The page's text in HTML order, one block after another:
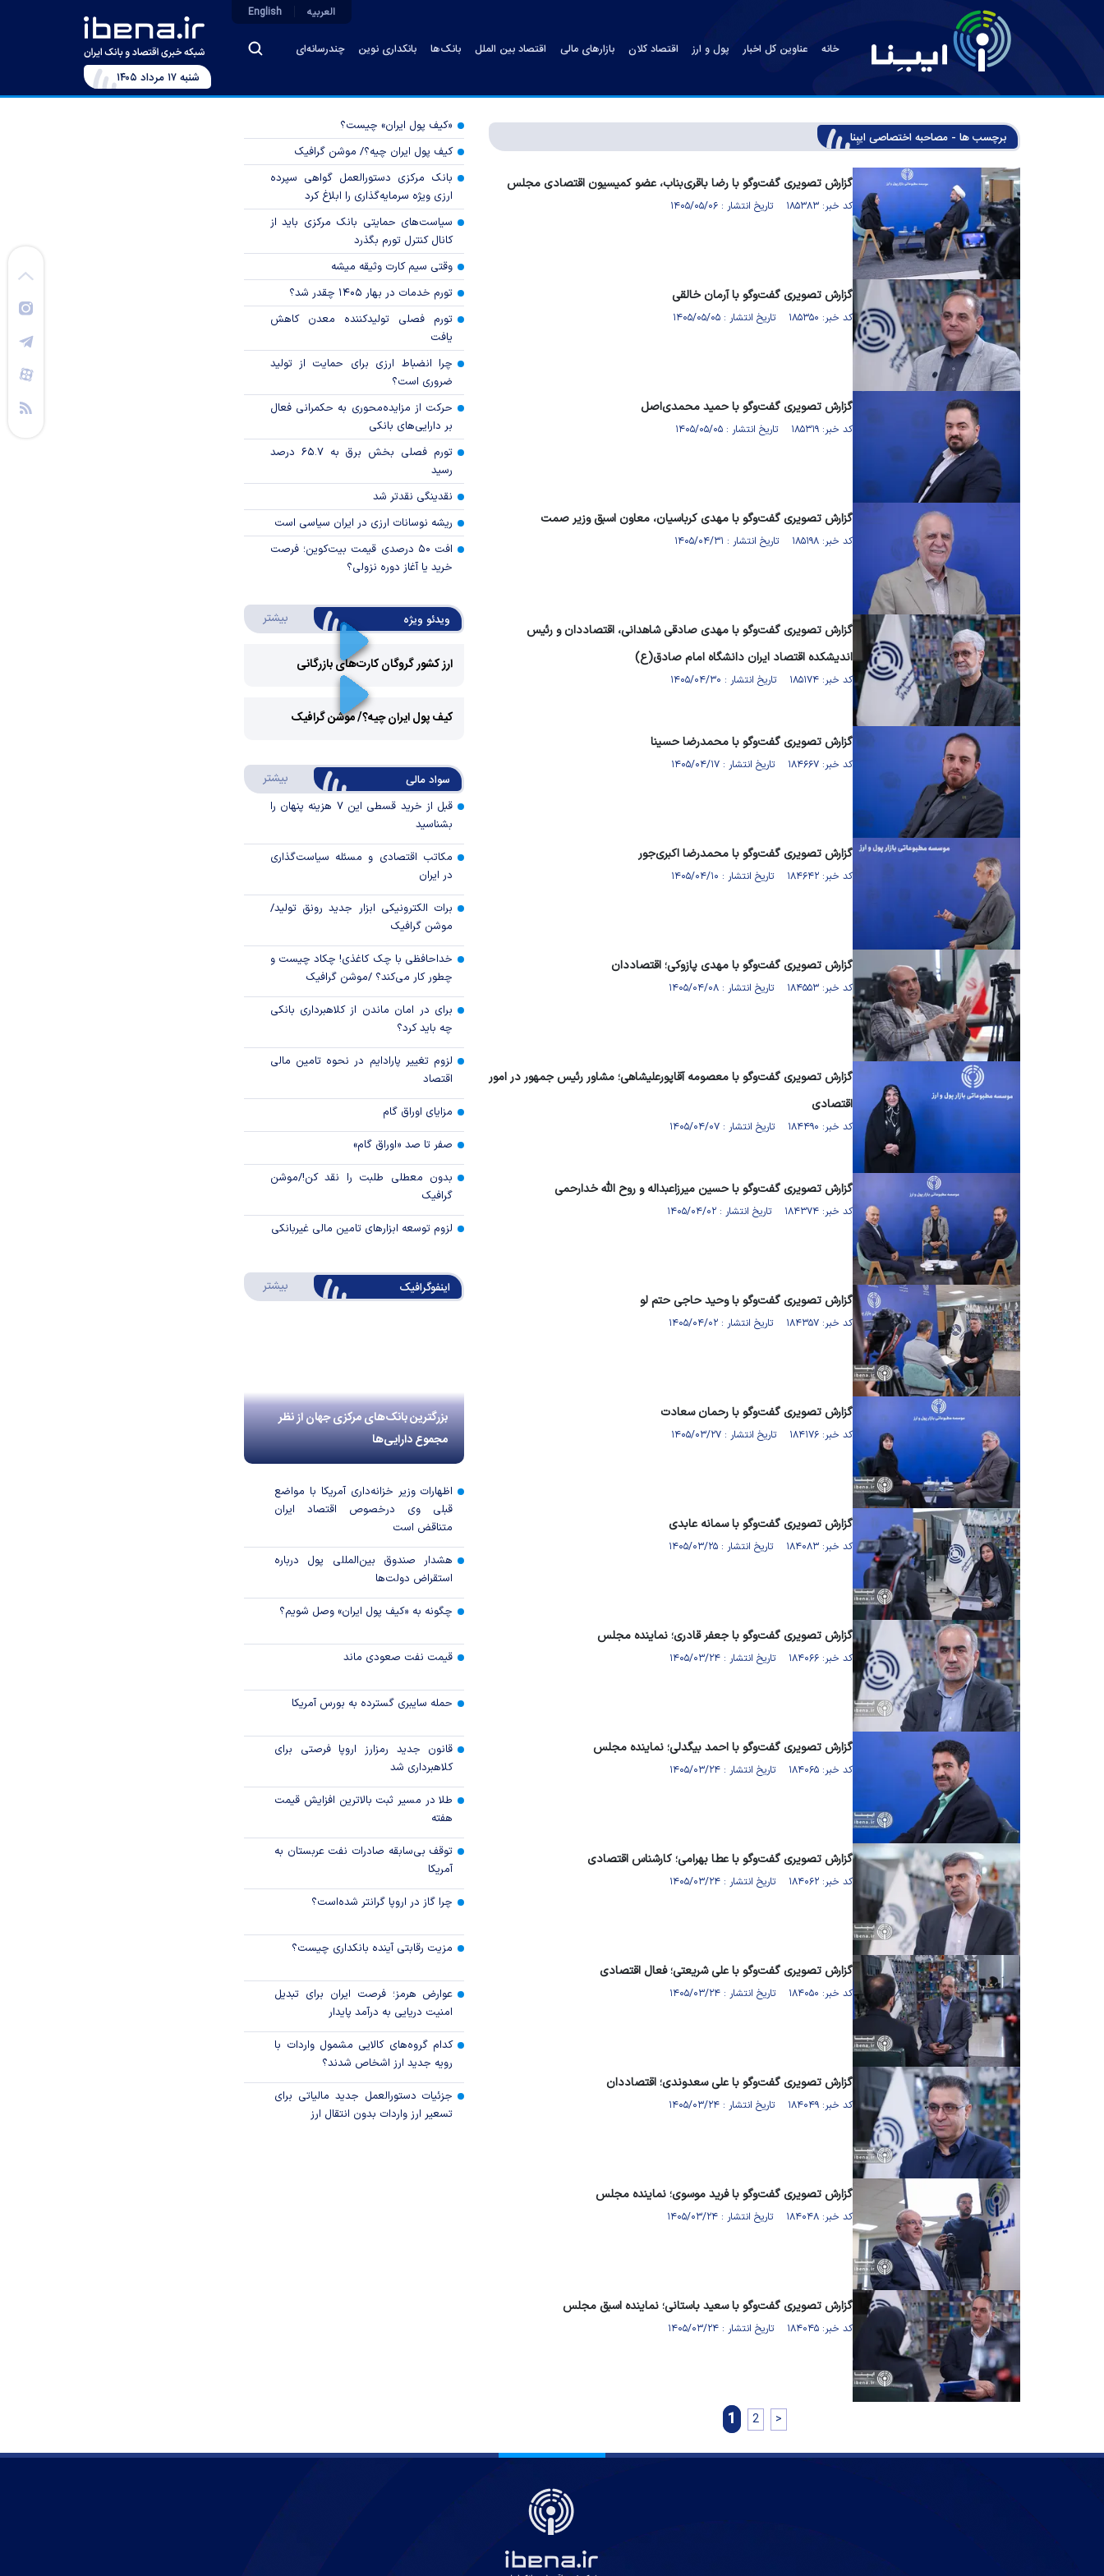
خانه عناوین کل اخبار پول و ارز اقتصاد کلان بازارهای مالی اقتصاد بین الملل بانک‌ها بانکداری نوین چندرسانه‌ای
العربیه English
شنبه ۱۷ مرداد ۱۴۰۵
برچسب ها - مصاحبه اختصاصی ایبِنا
گزارش تصویری گفت‌وگو با رضا باقری‌بناب، عضو کمیسیون اقتصادی مجلس
کد خبر: ۱۸۵۳۸۳ تاریخ انتشار : ۱۴۰۵/۰۵/۰۶
گزارش تصویری گفت‌وگو با آرمان خالقی
کد خبر: ۱۸۵۳۵۰ تاریخ انتشار : ۱۴۰۵/۰۵/۰۵
گزارش تصویری گفت‌وگو با حمید محمدی‌اصل
کد خبر: ۱۸۵۳۱۹ تاریخ انتشار : ۱۴۰۵/۰۵/۰۵
گزارش تصویری گفت‌وگو با مهدی کرباسیان، معاون اسبق وزیر صمت
کد خبر: ۱۸۵۱۹۸ تاریخ انتشار : ۱۴۰۵/۰۴/۳۱
گزارش تصویری گفت‌وگو با مهدی صادقی شاهدانی، اقتصاددان و رئیس
اندیشکده اقتصاد ایران دانشگاه امام صادق(ع)
کد خبر: ۱۸۵۱۷۴ تاریخ انتشار : ۱۴۰۵/۰۴/۳۰
گزارش تصویری گفت‌وگو با محمدرضا حسینا
کد خبر: ۱۸۴۶۶۷ تاریخ انتشار : ۱۴۰۵/۰۴/۱۷
گزارش تصویری گفت‌وگو با محمدرضا اکبری‌جور
کد خبر: ۱۸۴۶۴۲ تاریخ انتشار : ۱۴۰۵/۰۴/۱۰
گزارش تصویری گفت‌وگو با مهدی پازوکی؛ اقتصاددان
کد خبر: ۱۸۴۵۵۳ تاریخ انتشار : ۱۴۰۵/۰۴/۰۸
گزارش تصویری گفت‌وگو با معصومه آقاپورعلیشاهی؛ مشاور رئیس جمهور در امور
اقتصادی
کد خبر: ۱۸۴۴۹۰ تاریخ انتشار : ۱۴۰۵/۰۴/۰۷
گزارش تصویری گفت‌وگو با حسین میرزاعبداله و روح الله خدارحمی
کد خبر: ۱۸۴۳۷۴ تاریخ انتشار : ۱۴۰۵/۰۴/۰۲
گزارش تصویری گفت‌وگو با وحید حاجی حتم لو
کد خبر: ۱۸۴۳۵۷ تاریخ انتشار : ۱۴۰۵/۰۴/۰۲
گزارش تصویری گفت‌وگو با رحمان سعادت
کد خبر: ۱۸۴۱۷۶ تاریخ انتشار : ۱۴۰۵/۰۳/۲۷
گزارش تصویری گفت‌وگو با سمانه عابدی
کد خبر: ۱۸۴۰۸۳ تاریخ انتشار : ۱۴۰۵/۰۳/۲۵
گزارش تصویری گفت‌وگو با جعفر قادری؛ نماینده مجلس
کد خبر: ۱۸۴۰۶۶ تاریخ انتشار : ۱۴۰۵/۰۳/۲۴
گزارش تصویری گفت‌وگو با احمد بیگدلی؛ نماینده مجلس
کد خبر: ۱۸۴۰۶۵ تاریخ انتشار : ۱۴۰۵/۰۳/۲۴
گزارش تصویری گفت‌وگو با عطا بهرامی؛ کارشناس اقتصادی
کد خبر: ۱۸۴۰۶۲ تاریخ انتشار : ۱۴۰۵/۰۳/۲۴
گزارش تصویری گفت‌وگو با علی شریعتی؛ فعال اقتصادی
کد خبر: ۱۸۴۰۵۰ تاریخ انتشار : ۱۴۰۵/۰۳/۲۴
گزارش تصویری گفت‌وگو با علی سعدوندی؛ اقتصاددان
کد خبر: ۱۸۴۰۴۹ تاریخ انتشار : ۱۴۰۵/۰۳/۲۴
گزارش تصویری گفت‌وگو با فرید موسوی؛ نماینده مجلس
کد خبر: ۱۸۴۰۴۸ تاریخ انتشار : ۱۴۰۵/۰۳/۲۴
گزارش تصویری گفت‌و‌گو با سعید باستانی؛ نماینده اسبق مجلس
کد خبر: ۱۸۴۰۴۵ تاریخ انتشار : ۱۴۰۵/۰۳/۲۴
1 2 >
«کیف پول ایران» چیست؟
کیف پول ایران چیه؟/ موشن گرافیک
بانک مرکزی دستورالعمل گواهی سپرده
ارزی ویژه سرمایه‌گذاری را ابلاغ کرد
سیاست‌های حمایتی بانک مرکزی باید از
کانال کنترل تورم بگذرد
وقتی سیم کارت وثیقه میشه
تورم خدمات در بهار ۱۴۰۵ چقدر شد؟
تورم فصلی تولیدکننده معدن کاهش
یافت
چرا انضباط ارزی برای حمایت از تولید
ضروری است؟
حرکت از مزایده‌محوری به حکمرانی فعال
بر دارایی‌های بانکی
تورم فصلی بخش برق به ۶۵.۷ درصد
رسید
نقدینگی نقدتر شد
ریشه نوسانات ارزی در ایران سیاسی است
افت ۵۰ درصدی قیمت بیت‌کوین؛ فرصت
خرید یا آغاز دوره نزولی؟
ویدئو ویژه بیشتر درباره ویدئو ویژه
ارز کشور گروگان کارت‌های بازرگانی
Video
کیف پول ایران چیه؟/ موشن گرافیک
سواد مالی بیشتر درباره سواد مالی
قبل از خرید قسطی این ۷ هزینه پنهان را
بشناسید
مکاتب اقتصادی و مسئله سیاست‌گذاری
در ایران
برات الکترونیکی ابزار جدید رونق تولید/
موشن گرافیک
خداحافظی با چک کاغذی! چکاد چیست و
چطور کار می‌کند؟ /موشن گرافیک
برای در امان ماندن از کلاهبرداری بانکی
چه باید کرد؟
لزوم تغییر پارادایم در نحوه تامین مالی
اقتصاد
مزایای اوراق گام
صفر تا صد «اوراق گام»
بدون معطلی طلبت را نقد کن!/موشن
گرافیک
لزوم توسعه ابزارهای تامین مالی غیربانکی
اینفوگرافیک بیشتر درباره اینفوگرافیک
بزرگترین بانک‌های مرکزی جهان از نظر
مجموع دارایی‌ها
اظهارات وزیر خزانه‌داری آمریکا با مواضع
قبلی وی درخصوص اقتصاد ایران
متناقض است
هشدار صندوق بین‌المللی پول درباره
استقراض دولت‌ها
چگونه به «کیف پول ایران» وصل شویم؟
قیمت نفت صعودی ماند
حمله سایبری گسترده به بورس آمریکا
قانون جدید رمزارز اروپا فرصتی برای
کلاهبرداری شد
طلا در مسیر ثبت بالاترین افزایش قیمت
هفته
توقف بی‌سابقه صادرات نفت عربستان به
آمریکا
چرا گاز در اروپا گرانتر شده‌است؟
مزیت رقابتی آینده بانکداری چیست؟
عوارض هرمز؛ فرصت ایران برای تبدیل
امنیت دریایی به درآمد پایدار
کدام گروه‌های کالایی مشمول واردات با
رویه جدید ارز اشخاص شدند؟
جزئیات دستورالعمل جدید مالیاتی برای
تسعیر ارز واردات بدون انتقال ارز